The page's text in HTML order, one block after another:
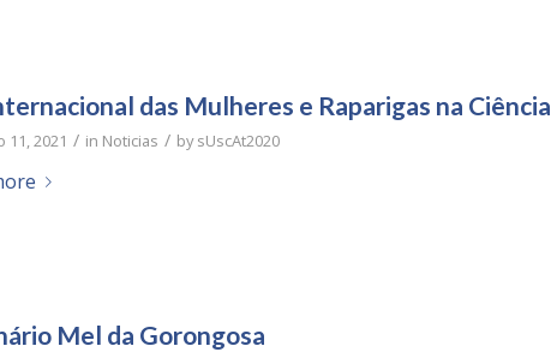
das Mulheres e Raparigas na Ciência
2021 / in Noticias / bysUscAt2020
Mel da Gorongosa